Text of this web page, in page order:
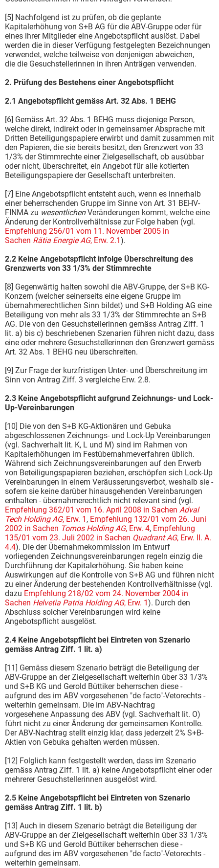
[5] Nachfolgend ist zu prüfen, ob die geplante
Kapitalerhöhung von S+B AG für die ABV-Gruppe oder für
eines ihrer Mitglieder eine Angebotspflicht auslöst. Dabei
werden die in dieser Verfügung festgelegten Bezeichnungen
verwendet, welche teilweise von denjenigen abweichen,
die die Gesuchstellerinnen in ihren Anträgen verwenden.
2. Prüfung des Bestehens einer Angebotspflicht
2.1 Angebotspflicht gemäss Art. 32 Abs. 1 BEHG
[6] Gemäss Art. 32 Abs. 1 BEHG muss diejenige Person,
welche direkt, indirekt oder in gemeinsamer Absprache mit
Dritten Beteiligungspapiere erwirbt und damit zusammen mit
den Papieren, die sie bereits besitzt, den Grenzwert von 33
1/3% der Stimmrechte einer Zielgesellschaft, ob ausübbar
oder nicht, überschreitet, ein Angebot für alle kotierten
Beteiligungspapiere der Gesellschaft unterbreiten.
[7] Eine Angebotspflicht entsteht auch, wenn es innerhalb
einer beherrschenden Gruppe im Sinne von Art. 31 BEHV-
FINMA zu wesentlichenVeränderungen kommt, welche eine
Änderung der Kontrollverhältnisse zur Folge haben (vgl.
Empfehlung 256/01 vom 11. November 2005 in
Sachen Rätia Energie AG, Erw. 2.1).
2.2 Keine Angebotspflicht infolge Überschreitung des
Grenzwerts von 33 1/3% der Stimmrechte
[8] Gegenwärtig halten sowohl die ABV-Gruppe, der S+B KG-
Konzern (welcher seinerseits eine eigene Gruppe im
übernahmerechtlichen Sinn bildet) und S+B Holding AG eine
Beteiligung von mehr als 33 1/3% der Stimmrechte an S+B
AG. Die von den Gesuchstellerinnen gemäss Antrag Ziff. 1
lit. a) bis c) beschriebenen Szenarien führen nicht dazu, dass
eine oder mehrere Gesuchstellerinnen den Grenzwert gemäss
Art. 32 Abs. 1 BEHG neu überschreiten.
[9] Zur Frage der kurzfristigen Unter- und Überschreitung im
Sinn von Antrag Ziff. 3 vergleiche Erw. 2.8.
2.3 Keine Angebotspflicht aufgrund Zeichnungs- und Lock-
Up-Vereinbarungen
[10] Die von den S+B KG-Aktionären und Gebuka
abgeschlossenen Zeichnungs- und Lock-Up Vereinbarungen
(vgl. Sachverhalt lit. K, L und M) sind im Rahmen von
Kapitalerhöhungen im Festübernahmeverfahren üblich.
Während sich Zeichnungsvereinbarungen auf den Erwerb
von Beteiligungspapieren beziehen, erschöpfen sich Lock-Up
Vereinbarungen in einem Veräusserungsverbot, weshalb sie -
sofern sie keine darüber hinausgehenden Vereinbarungen
enthalten - übernahmerechtlich nicht relevant sind (vgl.
Empfehlung 362/01 vom 16. April 2008 in Sachen Adval
Tech Holding AG, Erw. 1 , Empfehlung 132/01 vom 26. Juni
2002 in Sachen Tornos Holding AG, Erw. 4, Empfehlung
135/01 vom 23. Juli 2002 in Sachen Quadrant AG, Erw. II. A.
4.4). Die der Übernahmekommission im Entwurf
vorliegenden Zeichnungsvereinbarungen regeln einzig die
Durchführung der Kapitalerhöhung. Sie haben keine
Auswirkungen auf die Kontrolle von S+B AG und führen nicht
zu einer Änderung der bestehenden Kontrollverhältnisse (vgl.
dazu Empfehlung 218/02 vom 24. November 2004 in
Sachen Helvetia Patria Holding AG, Erw. 1). Durch den
Abschluss solcher Vereinbarungen wird keine
Angebotspflicht ausgelöst.
2.4 Keine Angebotspflicht bei Eintreten von Szenario
gemäss Antrag Ziff. 1 lit. a)
[11] Gemäss diesem Szenario beträgt die Beteiligung der
ABV-Gruppe an der Zielgesellschaft weiterhin über 33 1/3%
und S+B KG und Gerold Büttiker beherrschen diese -
aufgrund des im ABV vorgesehenen "de facto"-Vetorechts -
weiterhin gemeinsam. Die im ABV-Nachtrag
vorgesehene Anpassung des ABV (vgl. Sachverhalt lit. O)
führt nicht zu einer Änderung der gemeinsamen Kontrolle.
Der ABV-Nachtrag stellt einzig klar, dass jederzeit 2% S+B-
Aktien von Gebuka gehalten werden müssen.
[12] Folglich kann festgestellt werden, dass im Szenario
gemäss Antrag Ziff. 1 lit. a) keine Angebotspflicht einer oder
mehrerer Gesuchstellerinnen ausgelöst wird.
2.5 Keine Angebotspflicht bei Eintreten von Szenario
gemäss Antrag Ziff. 1 lit. b)
[13] Auch in diesem Szenario beträgt die Beteiligung der
ABV-Gruppe an der Zielgesellschaft weiterhin über 33 1/3%
und S+B KG und Gerold Büttiker beherrschen diese -
aufgrund des im ABV vorgesehenen "de facto"-Vetorechts -
weiterhin gemeinsam.